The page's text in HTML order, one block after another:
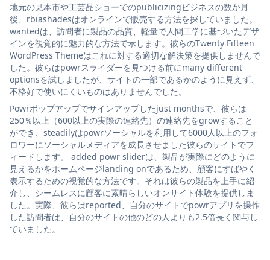
地元の見本市や工芸品ショーでのpublicizingビジネスの数か月
後、rbiashadesはオンラインで販売する方法を探していました。
wantedは、訪問者に製品の品質、軽量で人間工学に基づいたデザ
インを視覚的に魅力的な方法で示します。彼らのTwenty Fifteen
WordPress Themeはこれに対する適切な解決策を提供しませんで
した。彼らはpowrスライダーを見つける前にmany different
optionsを試しましたが、サイトの一部であるかのように見えず、
不格好で使いにくいものはありませんでした。
Powrポップアップでサインアップしたjust monthsで、彼らは
250％以上（600以上の実際の連絡先）の連絡先をgrowすること
ができ、steadilyはpowrソーシャルを利用して6000人以上のフォ
ロワーにソーシャルメディアを成長させました彼らのサイトでフ
ィードします。 added powr sliderは、製品が実際にどのように
見えるかをホームページlanding onであるため、顧客にすばやく
表示するための視覚的な方法です。それは彼らの製品を上手に紹
介し、シームレスに顧客に素晴らしいオンサイト体験を提供しま
した。実際、彼らはreported、自分のサイトでpowrアプリを操作
した訪問者は、自分のサイトの他のどの人よりも2.5倍長く関与し
ていました。